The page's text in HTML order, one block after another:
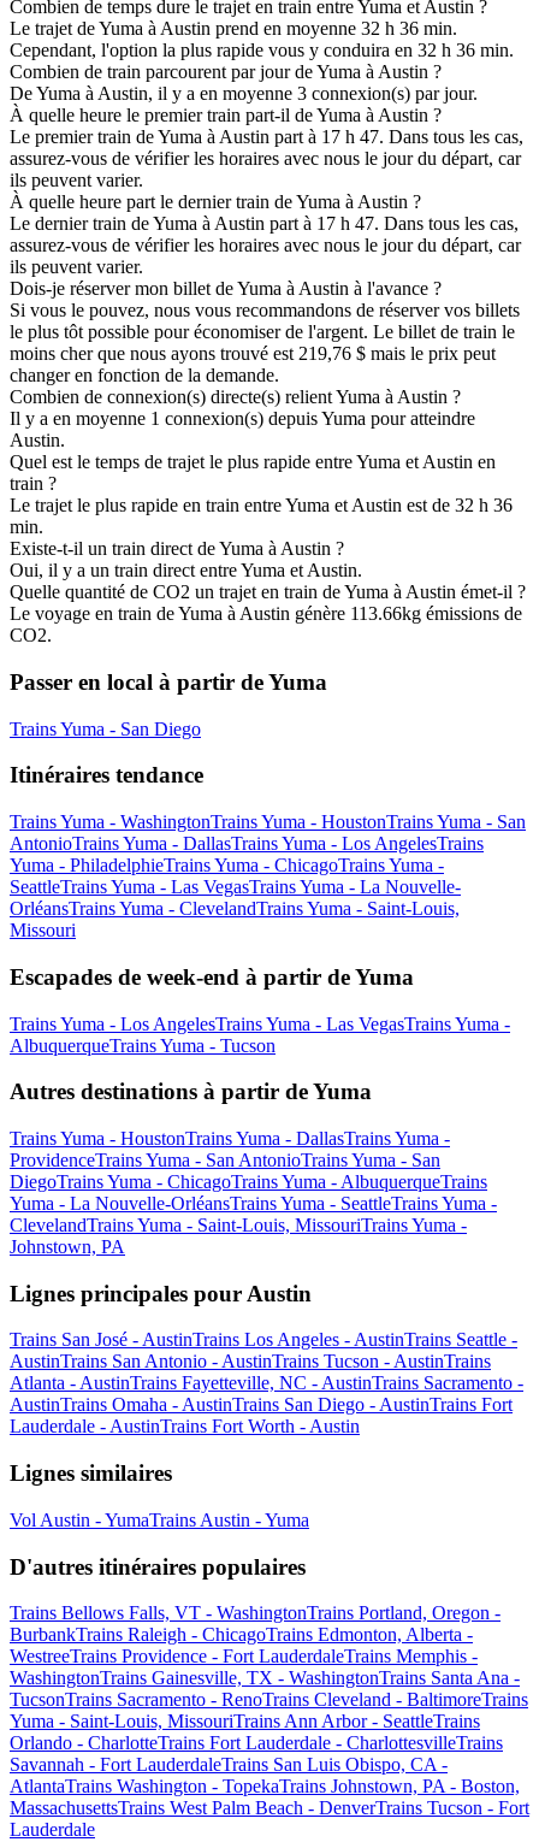
Combien de temps dure le trajet en train entre Yuma et Austin ?
Le trajet de Yuma à Austin prend en moyenne 32 h 36 min.
Cependant, l'option la plus rapide vous y conduira en 32 h 36 min.
Combien de train parcourent par jour de Yuma à Austin ?
De Yuma à Austin, il y a en moyenne 3 connexion(s) par jour.
À quelle heure le premier train part-il de Yuma à Austin ?
Le premier train de Yuma à Austin part à 17 h 47. Dans tous les cas,
assurez-vous de vérifier les horaires avec nous le jour du départ, car
ils peuvent varier.
À quelle heure part le dernier train de Yuma à Austin ?
Le dernier train de Yuma à Austin part à 17 h 47. Dans tous les cas,
assurez-vous de vérifier les horaires avec nous le jour du départ, car
ils peuvent varier.
Dois-je réserver mon billet de Yuma à Austin à l'avance ?
Si vous le pouvez, nous vous recommandons de réserver vos billets
le plus tôt possible pour économiser de l'argent. Le billet de train le
moins cher que nous ayons trouvé est 219,76 $ mais le prix peut
changer en fonction de la demande.
Combien de connexion(s) directe(s) relient Yuma à Austin ?
Il y a en moyenne 1 connexion(s) depuis Yuma pour atteindre
Austin.
Quel est le temps de trajet le plus rapide entre Yuma et Austin en
train ?
Le trajet le plus rapide en train entre Yuma et Austin est de 32 h 36
min.
Existe-t-il un train direct de Yuma à Austin ?
Oui, il y a un train direct entre Yuma et Austin.
Quelle quantité de CO2 un trajet en train de Yuma à Austin émet-il ?
Le voyage en train de Yuma à Austin génère 113.66kg émissions de
CO2.
Passer en local à partir de Yuma
Trains Yuma - San Diego
Itinéraires tendance
Trains Yuma - WashingtonTrains Yuma - HoustonTrains Yuma - San
AntonioTrains Yuma - DallasTrains Yuma - Los AngelesTrains
Yuma - PhiladelphieTrains Yuma - ChicagoTrains Yuma -
SeattleTrains Yuma - Las VegasTrains Yuma - La Nouvelle-
OrléansTrains Yuma - ClevelandTrains Yuma - Saint-Louis,
Missouri
Escapades de week-end à partir de Yuma
Trains Yuma - Los AngelesTrains Yuma - Las VegasTrains Yuma -
AlbuquerqueTrains Yuma - Tucson
Autres destinations à partir de Yuma
Trains Yuma - HoustonTrains Yuma - DallasTrains Yuma -
ProvidenceTrains Yuma - San AntonioTrains Yuma - San
DiegoTrains Yuma - ChicagoTrains Yuma - AlbuquerqueTrains
Yuma - La Nouvelle-OrléansTrains Yuma - SeattleTrains Yuma -
ClevelandTrains Yuma - Saint-Louis, MissouriTrains Yuma -
Johnstown, PA
Lignes principales pour Austin
Trains San José - AustinTrains Los Angeles - AustinTrains Seattle -
AustinTrains San Antonio - AustinTrains Tucson - AustinTrains
Atlanta - AustinTrains Fayetteville, NC - AustinTrains Sacramento -
AustinTrains Omaha - AustinTrains San Diego - AustinTrains Fort
Lauderdale - AustinTrains Fort Worth - Austin
Lignes similaires
Vol Austin - YumaTrains Austin - Yuma
D'autres itinéraires populaires
Trains Bellows Falls, VT - WashingtonTrains Portland, Oregon -
BurbankTrains Raleigh - ChicagoTrains Edmonton, Alberta -
WestreeTrains Providence - Fort LauderdaleTrains Memphis -
WashingtonTrains Gainesville, TX - WashingtonTrains Santa Ana -
TucsonTrains Sacramento - RenoTrains Cleveland - BaltimoreTrains
Yuma - Saint-Louis, MissouriTrains Ann Arbor - SeattleTrains
Orlando - CharlotteTrains Fort Lauderdale - CharlottesvilleTrains
Savannah - Fort LauderdaleTrains San Luis Obispo, CA -
AtlantaTrains Washington - TopekaTrains Johnstown, PA - Boston,
MassachusettsTrains West Palm Beach - DenverTrains Tucson - Fort
Lauderdale